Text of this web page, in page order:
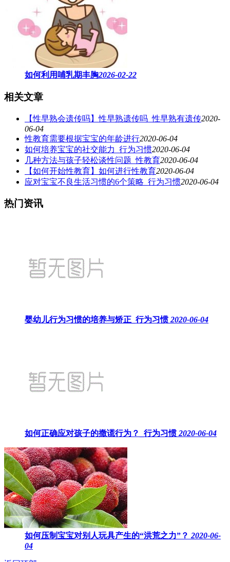
如何利用哺乳期丰胸2026-02-22
相关文章
【性早熟会遗传吗】性早熟遗传吗_性早熟有遗传2020-
06-04
性教育需要根据宝宝的年龄进行2020-06-04
如何培养宝宝的社交能力_行为习惯2020-06-04
几种方法与孩子轻松谈性问题_性教育2020-06-04
【如何开始性教育】如何进行性教育2020-06-04
应对宝宝不良生活习惯的6个策略_行为习惯2020-06-04
热门资讯
婴幼儿行为习惯的培养与矫正_行为习惯 2020-06-04
如何正确应对孩子的撒谎行为？_行为习惯 2020-06-04
如何压制宝宝对别人玩具产生的“洪荒之力”？ 2020-06-
04